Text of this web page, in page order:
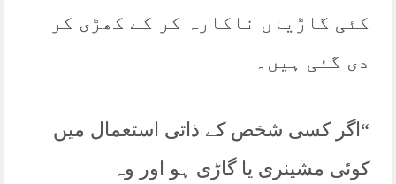
کئی گاڑیاں ناکارہ کر کے کھڑی کر
دی گئی ہیں۔
“اگر کسی شخص کے ذاتی استعمال میں
کوئی مشینری یا گاڑی ہو اور وہ